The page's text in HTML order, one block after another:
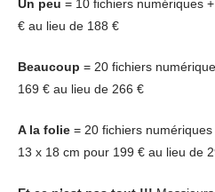
Un peu = 10 fichiers numériques
€ au lieu de 188 €
Beaucoup = 20 fichiers
169 € au lieu de 266 €
A la folie = 20 fichiers
13 x 18 cm pour 199 € au lieu de